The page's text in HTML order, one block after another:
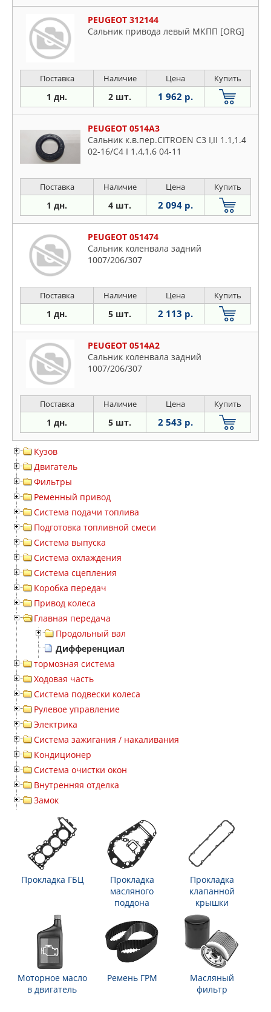
PEUGEOT 312144
Сальник привода левый МКПП [ORG]
Поставка Наличие Цена Купить
1 дн. 2 шт. 1 962 р.
PEUGEOT 0514A3
Сальник к.в.пер.CITROEN C3 I,II 1.1,1.4
02-16/C4 I 1.4,1.6 04-11
Поставка Наличие Цена Купить
1 дн. 4 шт. 2 094 р.
PEUGEOT 051474
Сальник коленвала задний
1007/206/307
Поставка Наличие Цена Купить
1 дн. 5 шт. 2 113 р.
PEUGEOT 0514A2
Сальник коленвала задний
1007/206/307
Поставка Наличие Цена Купить
1 дн. 5 шт. 2 543 р.
Кузов
Двигатель
Фильтры
Ременный привод
Система подачи топлива
Подготовка топливной смеси
Система выпуска
Система охлаждения
Система сцепления
Коробка передач
Привод колеса
Главная передача
Продольный вал
Дифференциал
тормозная система
Ходовая часть
Система подвески колеса
Рулевое управление
Электрика
Система зажигания / накаливания
Кондиционер
Система очистки окон
Внутренняя отделка
Замок
Прокладка ГБЦ
Прокладка
масляного
поддона
Прокладка
клапанной
крышки
Моторное масло
в двигатель
Ремень ГРМ
Масляный
фильтр